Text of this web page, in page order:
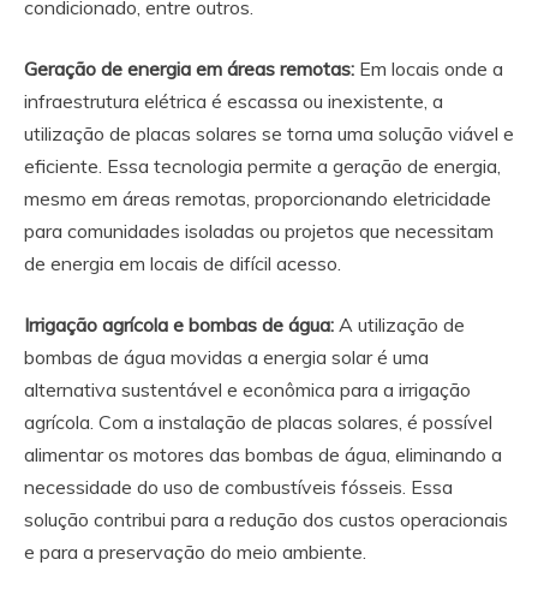
condicionado, entre outros.
Geração de energia em áreas remotas: Em locais onde a
infraestrutura elétrica é escassa ou inexistente, a
utilização de placas solares se torna uma solução viável e
eficiente. Essa tecnologia permite a geração de energia,
mesmo em áreas remotas, proporcionando eletricidade
para comunidades isoladas ou projetos que necessitam
de energia em locais de difícil acesso.
Irrigação agrícola e bombas de água: A utilização de
bombas de água movidas a energia solar é uma
alternativa sustentável e econômica para a irrigação
agrícola. Com a instalação de placas solares, é possível
alimentar os motores das bombas de água, eliminando a
necessidade do uso de combustíveis fósseis. Essa
solução contribui para a redução dos custos operacionais
e para a preservação do meio ambiente.